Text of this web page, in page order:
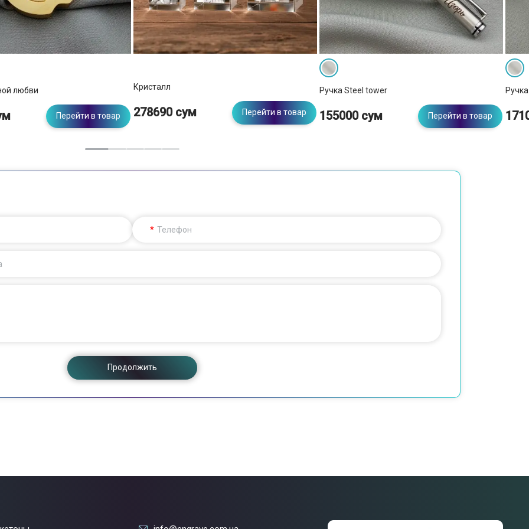
любви
Перейти в товар
Кристалл
278690 сум Перейти в товар
Ручка Steel tower
155000 сум Перейти в товар
Телефон
Продолжить